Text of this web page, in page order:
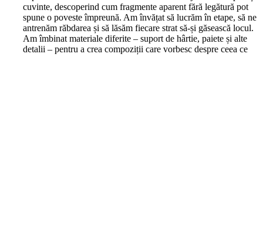
cuvinte, descoperind cum fragmente aparent fără legătură pot
spune o poveste împreună. Am învățat să lucrăm în etape, să ne
antrenăm răbdarea și să lăsăm fiecare strat să-și găsească locul.
Am îmbinat materiale diferite – suport de hârtie, paiete și alte
detalii – pentru a crea compoziții care vorbesc despre ceea ce